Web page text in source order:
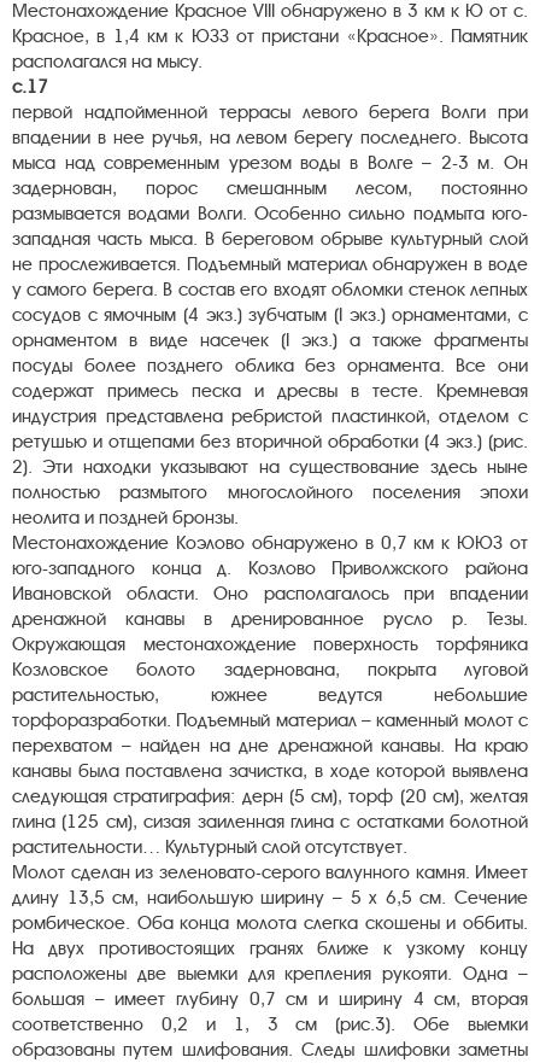
Местонахождение Красное VIII обнаружено в 3 км к Ю от с.
Красное, в 1,4 км к ЮЗЗ от пристани «Красное». Памятник
располагался на мысу.
с.17
первой надпойменной террасы левого берега Волги при
впадении в нее ручья, на левом берегу последнего. Высота
мыса над современным урезом воды в Волге – 2-3 м. Он
задернован, порос смешанным лесом, постоянно
размывается водами Волги. Особенно сильно подмыта юго-
западная часть мыса. В береговом обрыве культурный слой
не просле­живается. Подъемный материал обнаружен в воде
у самого берега. В состав его входят обломки стенок лепных
сосудов с ямочным (4 экз.) зубчатым (I экз.) орнаментами, с
орнаментом в виде насечек (I экз.) а также фрагменты
посуды более позднего облика без орнамента. Все они
содержат примесь песка и дресвы в тесте. Кремневая
индустрия представлена ребристой пластинкой, отделом с
ретушью и отщепами без вторичной обработки (4 экз.) (рис.
2). Эти находки указывают на существование здесь ныне
полностью размытого многослойного поселения эпохи
неолита и поздней бронзы.
Местонахождение Коэлово обнаружено в 0,7 км к ЮЮЗ от
юго-западного конца д. Козлово Приволжского района
Ивановской области. Оно располагалось при впадении
дренажной канавы в дренированное русло р. Тезы.
Окружающая местонахождение поверхность торфяника
Козловское болото задернована, покрыта луговой
растительностью, южнее ведутся небольшие
торфоразработки. Подъемный материал – каменный молот с
перехватом – найден на дне дренажной канавы. На краю
канавы была поставлена зачистка, в ходе которой выявлена
следующая стратиграфия: дерн (5 см), торф (20 см), желтая
глина (125 см), сизая заиленная глина с остатками болотной
растительности… Культурный слой отсутствует.
Молот сделан из зеленовато-серого валунного камня. Имеет
длину 13,5 см, наибольшую ширину – 5 х 6,5 см. Сечение
ромбическое. Оба конца молота слегка скошены и оббиты.
На двух противостоящих гранях ближе к узкому концу
расположены две выемки для крепления рукояти. Одна –
большая – имеет глубину 0,7 см и ширину 4 см, вторая
соответственно 0,2 и 1, 3 см (рис.3). Обе выемки
образованы путем шлифования. Следы шлифовки заметны